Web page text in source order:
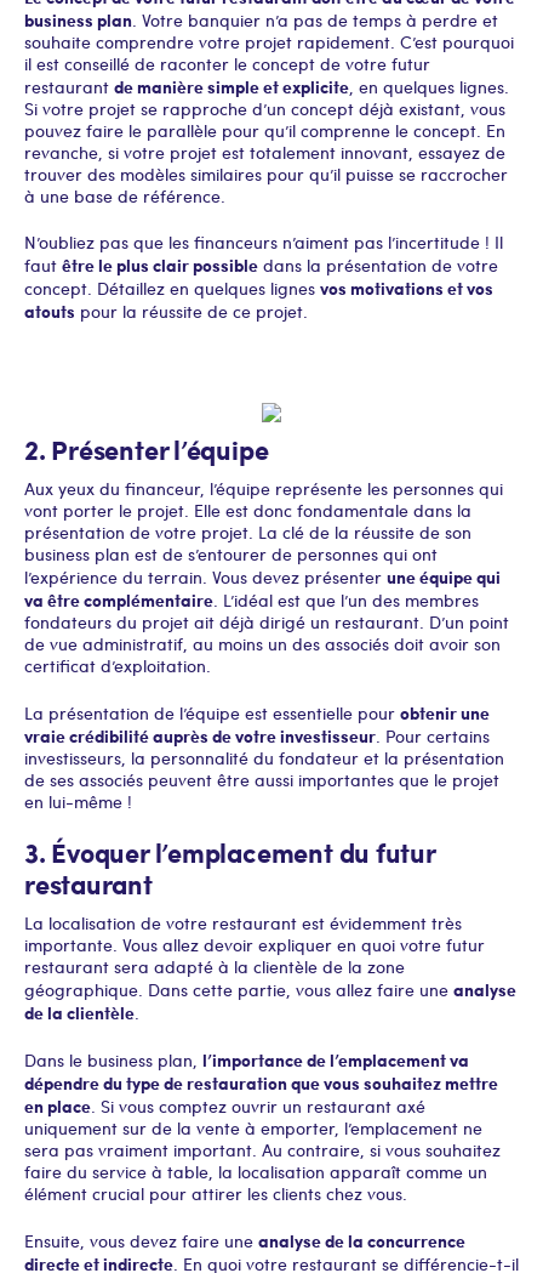
business plan. Votre banquier n’a pas de temps à perdre et
souhaite comprendre votre projet rapidement. C’est pourquoi
il est conseillé de raconter le concept de votre futur
restaurant de manière simple et explicite, en quelques lignes.
Si votre projet se rapproche d’un concept déjà existant, vous
pouvez faire le parallèle pour qu’il comprenne le concept. En
revanche, si votre projet est totalement innovant, essayez de
trouver des modèles similaires pour qu’il puisse se raccrocher
à une base de référence.
N’oubliez pas que les financeurs n’aiment pas l’incertitude ! Il
faut être le plus clair possible dans la présentation de votre
concept. Détaillez en quelques lignes vos motivations et vos
atouts pour la réussite de ce projet.
2. Présenter l’équipe
Aux yeux du financeur, l’équipe représente les personnes qui
vont porter le projet. Elle est donc fondamentale dans la
présentation de votre projet. La clé de la réussite de son
business plan est de s’entourer de personnes qui ont
l’expérience du terrain. Vous devez présenter une équipe qui
va être complémentaire. L’idéal est que l’un des membres
fondateurs du projet ait déjà dirigé un restaurant. D’un point
de vue administratif, au moins un des associés doit avoir son
certificat d’exploitation.
La présentation de l’équipe est essentielle pour obtenir une
vraie crédibilité auprès de votre investisseur. Pour certains
investisseurs, la personnalité du fondateur et la présentation
de ses associés peuvent être aussi importantes que le projet
en lui-même !
3. Évoquer l’emplacement du futur
restaurant
La localisation de votre restaurant est évidemment très
importante. Vous allez devoir expliquer en quoi votre futur
restaurant sera adapté à la clientèle de la zone
géographique. Dans cette partie, vous allez faire une analyse
de la clientèle.
Dans le business plan, l’importance de l’emplacement va
dépendre du type de restauration que vous souhaitez mettre
en place. Si vous comptez ouvrir un restaurant axé
uniquement sur de la vente à emporter, l’emplacement ne
sera pas vraiment important. Au contraire, si vous souhaitez
faire du service à table, la localisation apparaît comme un
élément crucial pour attirer les clients chez vous.
Ensuite, vous devez faire une analyse de la concurrence
directe et indirecte. En quoi votre restaurant se différencie-t-il